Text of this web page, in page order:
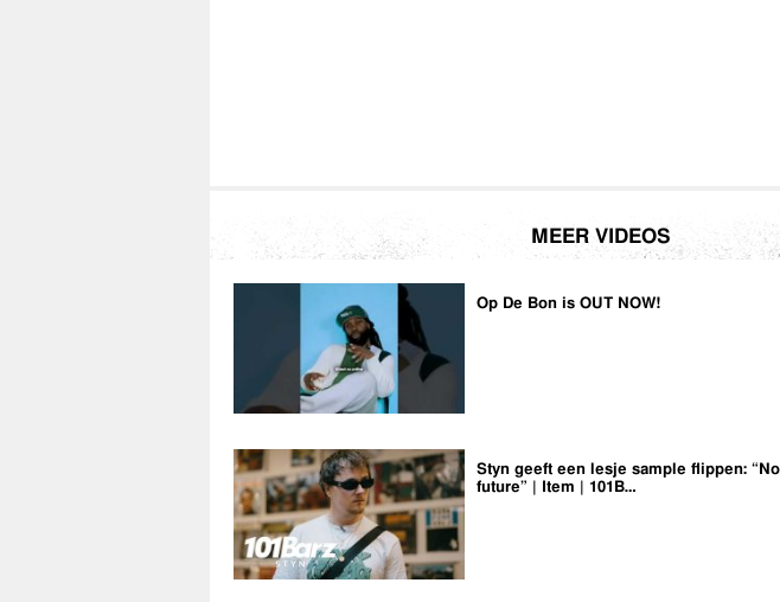
MEER VIDEOS
Op De Bon is OUT NOW!
Styn geeft een lesje sample flippen:
future” | Item | 101B…